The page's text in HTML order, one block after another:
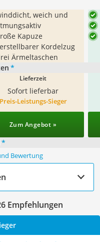
weich und
Kapuze
Kordelzug
Ärmeltaschen
*
Lieferzeit
Sofort lieferbar
Preis-Leistungs-Sieger
Zum Angebot »
*
Bewertung
Empfehlungen